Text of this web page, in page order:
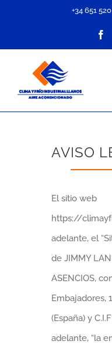
contenido
+34 651
AVISO
El sitio web
https://
adelante, el
de JIMMY
ASENCIOS,
Embajadores,
(España) y
adelante, “la